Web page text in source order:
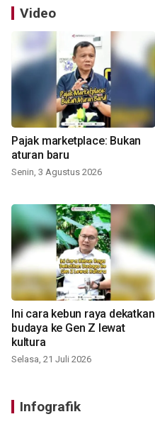
Video
Pajak marketplace: Bukan
aturan baru
Senin, 3 Agustus 2026
Ini cara kebun raya dekatkan
budaya ke Gen Z lewat
kultura
Selasa, 21 Juli 2026
Infografik